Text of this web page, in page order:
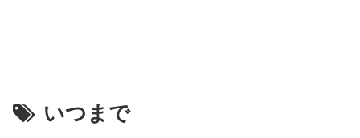
いつまで